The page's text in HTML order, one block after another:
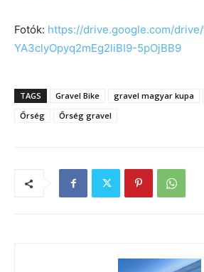
Fotók: https://drive.google.com/
YA3clyOpyq2mEg2liBI9-5pOjBB9
TAGS Gravel Bike gravel magyar kupa
Őrség
Őrség gravel